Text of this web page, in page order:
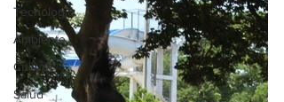
Tecnologia
Ambiente
Cultura
Salud